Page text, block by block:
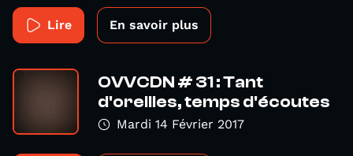
Lire En savoir plus
OVVCDN # 31 : Tant
d'oreilles, temps d'écoutes
Mardi 14 Février 2017